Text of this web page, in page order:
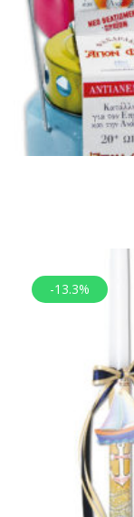
-13.3%